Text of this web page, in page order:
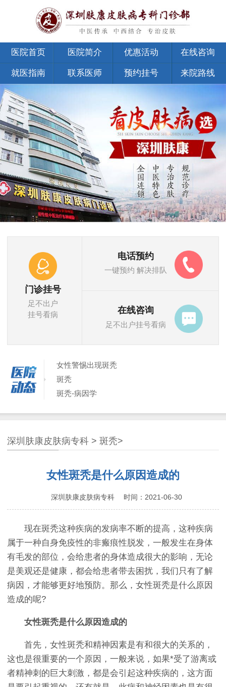
医院首页 医院简介 优惠活动 在线咨询
就医指南 联系医师 预约挂号 来院路线
门诊挂号
足不出户
挂号看病
电话预约
一键预约 解决排队
在线咨询
足不出户挂号看病
女性警惕出现斑秃
斑秃
斑秃-病因学
哪些因素导致斑秃
深圳肤康皮肤病专科 > 斑秃>
女性斑秃是什么原因造成的
深圳肤康皮肤病专科 时间：2021-06-30
现在斑秃这种疾病的发病率不断的提高，这种疾病
属于一种自身免疫性的非瘢痕性脱发，一般发生在身体
有毛发的部位，会给患者的身体造成很大的影响，无论
是美观还是健康，都会给患者带去困扰，我们只有了解
病因，才能够更好地预防。那么，女性斑秃是什么原因
造成的呢?
女性斑秃是什么原因造成的
首先，女性斑秃和精神因素是有和很大的关系的，
这也是很重要的一个原因，一般来说，如果*受了游离或
者精神刺的巨大刺激，都是会引起这种疾病的，这方面